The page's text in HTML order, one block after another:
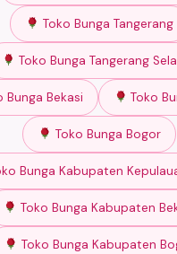
Toko Bunga Tangerang
Toko Bunga Tangerang
Bunga Bekasi Toko
Toko Bunga Bogor
Bunga Kabupaten
Toko Bunga Kabupaten
Toko Bunga Kabupaten